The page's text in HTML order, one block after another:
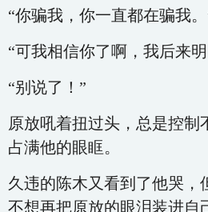
“你骗我，你一直都在骗我。
“可我相信你了啊，我后来
“别说了！”
原放吼着扭过头，总是控制
占满他的眼眶。
久违的陈木又看到了他哭，
不想再把原放的眼泪装进自